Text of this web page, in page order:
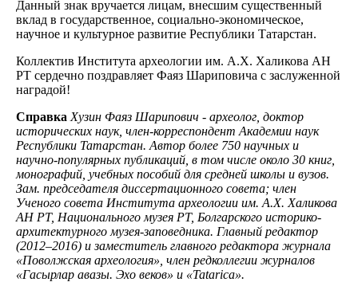
Данный знак вручается лицам, внесшим существенный
вклад в государственное, социально-экономическое,
научное и культурное развитие Республики Татарстан.
Коллектив Института археологии им. А.Х. Халикова АН
РТ сердечно поздравляет Фаяз Шариповича с заслуженной
наградой!
Справка Хузин Фаяз Шарипович - археолог, доктор
исторических наук, член-корреспондент Академии наук
Республики Татарстан. Автор более 750 научных и
научно-популярных публикаций, в том числе около 30 книг,
монографий, учебных пособий для средней школы и вузов.
Зам. председателя диссертационного совета; член
Ученого совета Института археологии им. А.Х. Халикова
АН РТ, Национального музея РТ, Болгарского историко-
архитектурного музея-заповедника. Главный редактор
(2012–2016) и заместитель главного редактора журнала
«Поволжская археология», член редколлегии журналов
«Гасырлар авазы. Эхо веков» и «Tatarica».